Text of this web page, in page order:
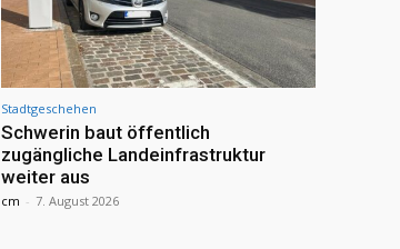
Stadtgeschehen
Schwerin baut öffentlich
zugängliche Landeinfrastruktur
weiter aus
cm - 7. August 2026